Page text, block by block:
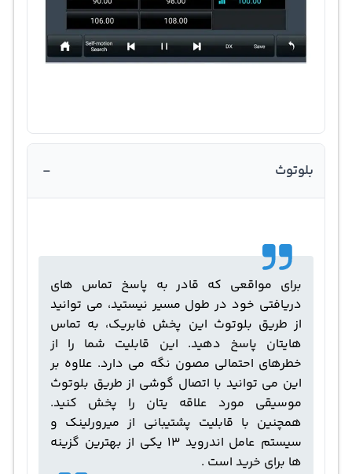
بلوتوث -
برای مواقعی که قادر به پاسخ تماس های
دریافتی خود در طول مسیر نیستید، می توانید
از طریق بلوتوث این پخش فابریک، به تماس
هایتان پاسخ دهید. این قابلیت شما را از
خطرهای احتمالی مصون نگه می دارد. علاوه بر
این می توانید با اتصال گوشی از طریق بلوتوث
موسیقی مورد علاقه یتان را پخش کنید.
همچنین با قابلیت پشتیبانی از میرورلینک و
سیستم عامل اندروید 13 یکی از بهترین گزینه
ها برای خرید است .